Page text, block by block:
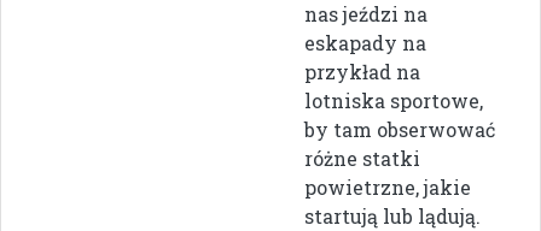
nas jeździ na
eskapady na
przykład na
lotniska sportowe,
by tam obserwować
różne statki
powietrzne, jakie
startują lub lądują.